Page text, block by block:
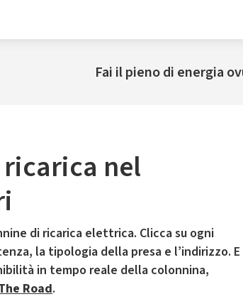
Fai il pieno di energia
nel
di ricarica elettrica. Clicca su ogni
la tipologia della presa e l’indirizzo. E
in tempo reale della colonnina,
Road.